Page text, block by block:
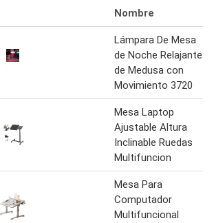
Nombre
Lámpara De Mesa
de Noche Relajante
de Medusa con
Movimiento 3720
Mesa Laptop
Ajustable Altura
Inclinable Ruedas
Multifuncion
Mesa Para
Computador
Multifuncional